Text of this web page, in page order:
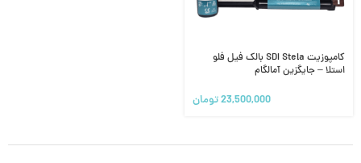
کامپوزیت SDI Stela بالک فیل فلو
استلا – جایگزین آمالگام
23,500,000تومان